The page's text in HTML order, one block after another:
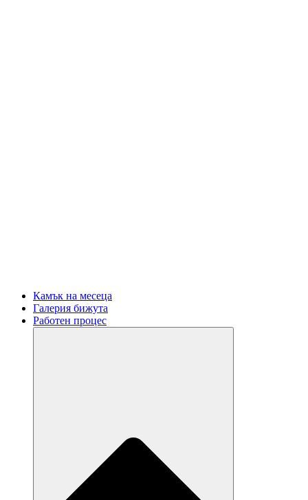
Камък на месеца
Галерия бижута
Работен процес